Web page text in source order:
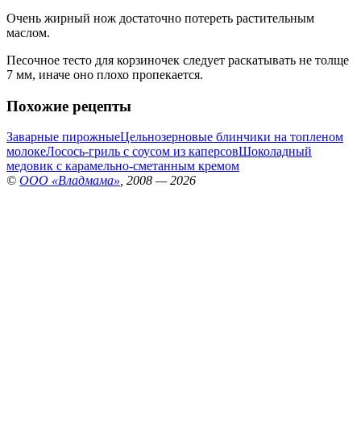
Очень жирный нож достаточно потереть растительным
маслом.
Песочное тесто для корзиночек следует раскатывать не толще
7 мм, иначе оно плохо пропекается.
Похожие рецепты
Заварные пирожныеЦельнозерновые блинчики на топленом
молокеЛосось-гриль с соусом из каперсовШоколадный
медовик с карамельно-сметанным кремом
© ООО «Владмама», 2008 — 2026